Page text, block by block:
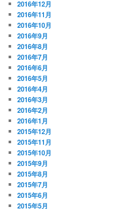
2016年12月
2016年11月
2016年10月
2016年9月
2016年8月
2016年7月
2016年6月
2016年5月
2016年4月
2016年3月
2016年2月
2016年1月
2015年12月
2015年11月
2015年10月
2015年9月
2015年8月
2015年7月
2015年6月
2015年5月